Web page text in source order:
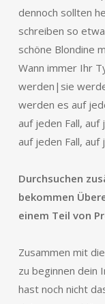
dennoch sollten
schreiben so
schöne Blondine
Wann immer Ihr
werden|sie
werden es auf
auf jeden Fall, auf
auf jeden Fall, auf
Durchsuchen
bekommen
einem Teil von
Zusammen mit
zu beginnen dein
hast noch nicht